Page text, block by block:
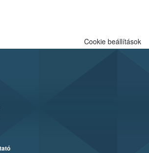
Cookie beállítások